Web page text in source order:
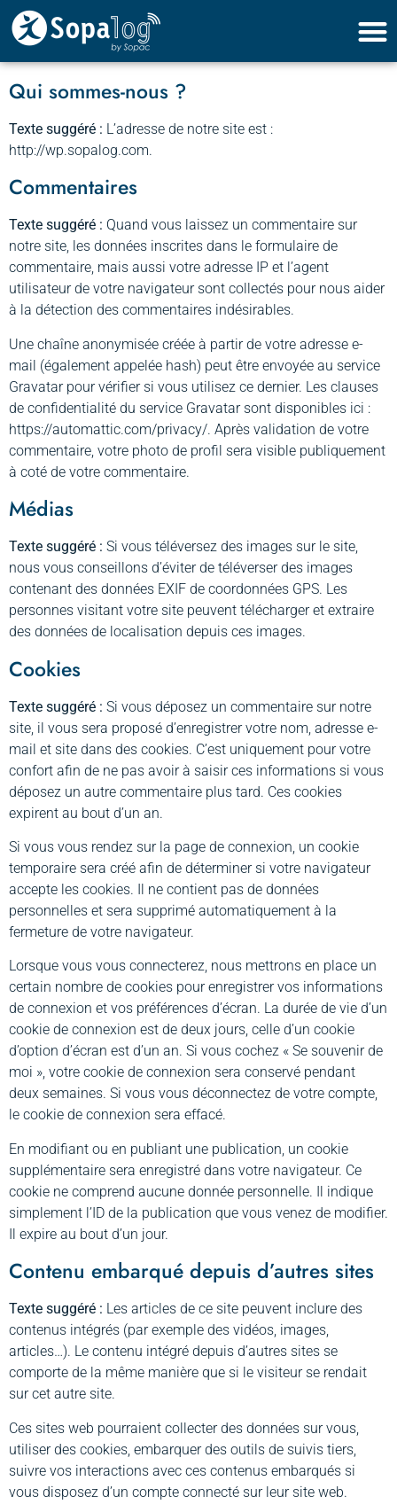
Qui sommes-nous ?
Texte suggéré : L’adresse de notre site est :
http://wp.sopalog.com.
Commentaires
Texte suggéré : Quand vous laissez un commentaire sur
notre site, les données inscrites dans le formulaire de
commentaire, mais aussi votre adresse IP et l’agent
utilisateur de votre navigateur sont collectés pour nous aider
à la détection des commentaires indésirables.
Une chaîne anonymisée créée à partir de votre adresse e-
mail (également appelée hash) peut être envoyée au service
Gravatar pour vérifier si vous utilisez ce dernier. Les clauses
de confidentialité du service Gravatar sont disponibles ici :
https://automattic.com/privacy/. Après validation de votre
commentaire, votre photo de profil sera visible publiquement
à coté de votre commentaire.
Médias
Texte suggéré : Si vous téléversez des images sur le site,
nous vous conseillons d’éviter de téléverser des images
contenant des données EXIF de coordonnées GPS. Les
personnes visitant votre site peuvent télécharger et extraire
des données de localisation depuis ces images.
Cookies
Texte suggéré : Si vous déposez un commentaire sur notre
site, il vous sera proposé d’enregistrer votre nom, adresse e-
mail et site dans des cookies. C’est uniquement pour votre
confort afin de ne pas avoir à saisir ces informations si vous
déposez un autre commentaire plus tard. Ces cookies
expirent au bout d’un an.
Si vous vous rendez sur la page de connexion, un cookie
temporaire sera créé afin de déterminer si votre navigateur
accepte les cookies. Il ne contient pas de données
personnelles et sera supprimé automatiquement à la
fermeture de votre navigateur.
Lorsque vous vous connecterez, nous mettrons en place un
certain nombre de cookies pour enregistrer vos informations
de connexion et vos préférences d’écran. La durée de vie d’un
cookie de connexion est de deux jours, celle d’un cookie
d’option d’écran est d’un an. Si vous cochez « Se souvenir de
moi », votre cookie de connexion sera conservé pendant
deux semaines. Si vous vous déconnectez de votre compte,
le cookie de connexion sera effacé.
En modifiant ou en publiant une publication, un cookie
supplémentaire sera enregistré dans votre navigateur. Ce
cookie ne comprend aucune donnée personnelle. Il indique
simplement l’ID de la publication que vous venez de modifier.
Il expire au bout d’un jour.
Contenu embarqué depuis d’autres sites
Texte suggéré : Les articles de ce site peuvent inclure des
contenus intégrés (par exemple des vidéos, images,
articles…). Le contenu intégré depuis d’autres sites se
comporte de la même manière que si le visiteur se rendait
sur cet autre site.
Ces sites web pourraient collecter des données sur vous,
utiliser des cookies, embarquer des outils de suivis tiers,
suivre vos interactions avec ces contenus embarqués si
vous disposez d’un compte connecté sur leur site web.